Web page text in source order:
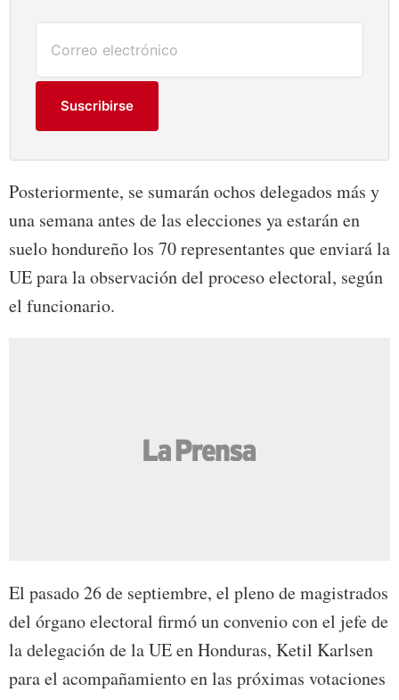
Suscribirse
Posteriormente, se sumarán ochos delegados más y
una semana antes de las elecciones ya estarán en
suelo hondureño los 70 representantes que enviará la
UE para la observación del proceso electoral, según
el funcionario.
El pasado 26 de septiembre, el pleno de magistrados
del órgano electoral firmó un convenio con el jefe de
la delegación de la UE en Honduras, Ketil Karlsen
para el acompañamiento en las próximas votaciones